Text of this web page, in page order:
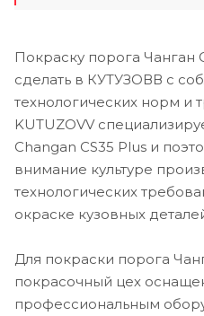
Покраску порога
сделать в КУТУЗОВВ с
технологических норм и
KUTUZOVV
Changan CS35 Plus и
внимание культуре
технологических
окраске кузовных
Для покраски порога
покрасочный цех
профессиональным